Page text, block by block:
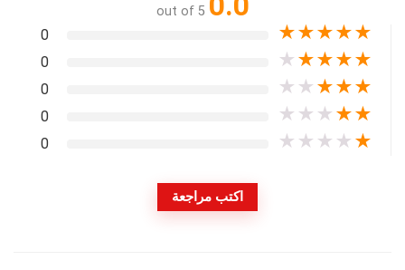
out of 5
★
★
★
★
★
0
★
★
★
★
★
0
★
★
★
★
★
0
★
★
★
★
★
0
★
★
★
★
★
0
اكتب مراجعة